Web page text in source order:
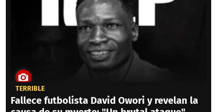
TERRIBLE
Fallece futbolista David Owori y revelan la